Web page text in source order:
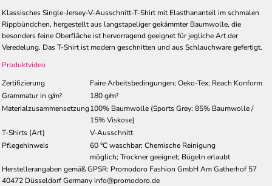
Klassisches Single-Jersey-V-Ausschnitt-T-Shirt mit Elasthananteil im schmalen
Rippbündchen, hergestellt aus langstapeliger gekämmter Baumwolle, die
besonders feine Oberfläche ist hervorragend geeignet für jegliche Art der
Veredelung. Das T-Shirt ist modern geschnitten und aus Schlauchware gefertigt.
Produktvideo
Zertifizierung
Faire Arbeitsbedingungen; Oeko-Tex; Reach Konform
Grammatur in g/m²
180 g/m²
Materialzusammensetzung100% Baumwolle (Sports Grey: 85% Baumwolle /
15% Viskose)
T-Shirts (Art)
V-Ausschnitt
Pflegehinweis
60 °C waschbar; Chemische Reinigung
möglich; Trockner geeignet; Bügeln erlaubt
Herstellerangaben gemäß GPSR: Promodoro Fashion GmbH Am Gatherhof 57
40472 Düsseldorf Germany info@promodoro.de